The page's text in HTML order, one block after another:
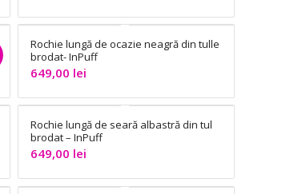
Rochie lungă de ocazie neagră din tulle
brodat- InPuff
649,00 lei
Rochie lungă de seară albastră din tul
brodat – InPuff
649,00 lei